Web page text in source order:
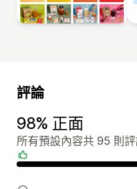
評論
98% 正面
所有預設內容共 95 則
正面評論